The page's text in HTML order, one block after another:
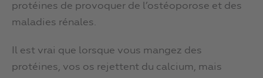
protéines de provoquer de l’ostéoporose et des
maladies rénales.
Il est vrai que lorsque vous mangez des
protéines, vos os rejettent du calcium, mais